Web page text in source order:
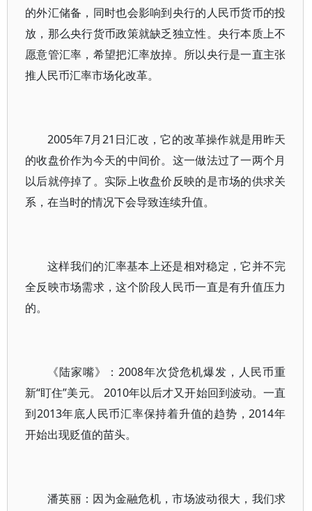
的外汇储备，同时也会影响到央行的人民币货币的投
放，那么央行货币政策就缺乏独立性。央行本质上不
愿意管汇率，希望把汇率放掉。所以央行是一直主张
推人民币汇率市场化改革。
2005年7月21日汇改，它的改革操作就是用昨天
的收盘价作为今天的中间价。这一做法过了一两个月
以后就停掉了。实际上收盘价反映的是市场的供求关
系，在当时的情况下会导致连续升值。
这样我们的汇率基本上还是相对稳定，它并不完
全反映市场需求，这个阶段人民币一直是有升值压力
的。
《陆家嘴》：2008年次贷危机爆发，人民币重
新“盯住”美元。 2010年以后才又开始回到波动。一直
到2013年底人民币汇率保持着升值的趋势，2014年
开始出现贬值的苗头。
潘英丽：因为金融危机，市场波动很大，我们求